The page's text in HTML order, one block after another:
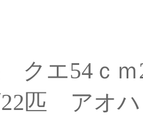
クエ54ｃ
匹 アオ